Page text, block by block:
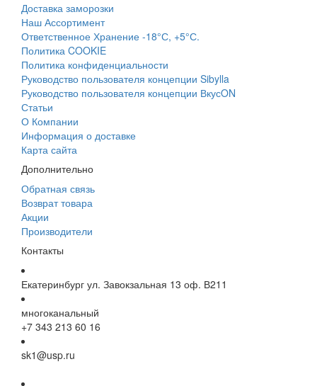
Доставка заморозки
Наш Ассортимент
Ответственное Хранение -18°С, +5°С.
Политика COOKIE
Политика конфиденциальности
Руководство пользователя концепции Sibylla
Руководство пользователя концепции ВкусON
Статьи
О Компании
Информация о доставке
Карта сайта
Дополнительно
Обратная связь
Возврат товара
Акции
Производители
Контакты
Екатеринбург ул. Завокзальная 13 оф. В211
многоканальный
+7 343 213 60 16
sk1@usp.ru